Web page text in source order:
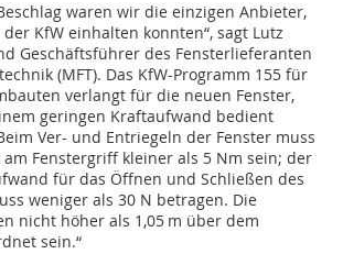
waren wir die einzigen Anbieter,
KfW einhalten konnten“, sagt Lutz
Geschäftsführer des Fensterlieferanten
(MFT). Das KfW-Programm 155 für
verlangt für die neuen Fenster,
geringen Kraftaufwand bedient
Ver- und Entriegeln der Fenster muss
Fenstergriff kleiner als 5 Nm sein; der
für das Öffnen und Schließen des
weniger als 30 N betragen. Die
nicht höher als 1,05 m über dem
sein.“